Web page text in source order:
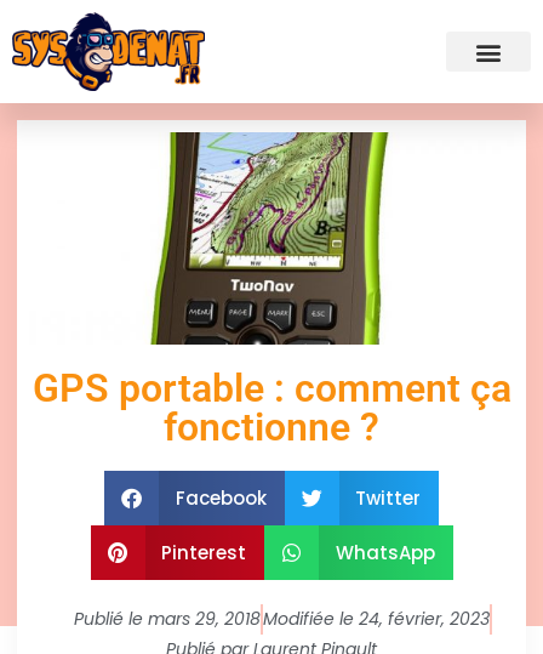
GPS portable : comment ça
fonctionne ?
Facebook Twitter
Pinterest WhatsApp
Publié le mars 29, 2018Modifiée le 24, février, 2023
Publié parLaurent Pinault